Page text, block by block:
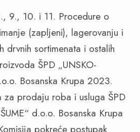
9., 10. i 11. Procedure o
(zapljeni), lagerovanju i
drvnih sortimenata i ostalih
ŠPD „UNSKO-
Bosanska Krupa 2023.
za prodaju roba i usluga ŠPD
d.o.o. Bosanska Krupa
pokreće postupak